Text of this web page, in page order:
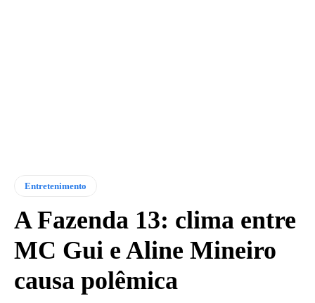
Entretenimento
A Fazenda 13: clima entre
MC Gui e Aline Mineiro
causa polêmica